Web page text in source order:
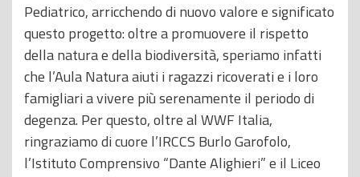
Pediatrico, arricchendo di nuovo valore e significato
questo progetto: oltre a promuovere il rispetto
della natura e della biodiversità, speriamo infatti
che l’Aula Natura aiuti i ragazzi ricoverati e i loro
famigliari a vivere più serenamente il periodo di
degenza. Per questo, oltre al WWF Italia,
ringraziamo di cuore l’IRCCS Burlo Garofolo,
l’Istituto Comprensivo “Dante Alighieri” e il Liceo